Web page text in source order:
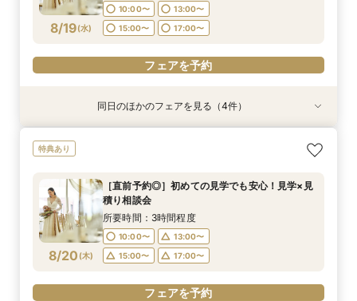
フェアを予約
フェアを予約
フェアを予約
18:00〜
フェアを予約
フェアを予約
フェアを予約
8/19(水)
10:00〜
13:00〜
15:00〜
17:00〜
フェアを予約
8/19 (水)
【直前予約◎】初めての見学でも安心！見学×見
10:00〜
15:00〜
17:00〜
フェアを予約
8/19 (水)
［タイパ重視］90分で相談会＆館内見学フェア
10:00〜
13:00〜
15:00〜
19:00〜
フェアを予約
8/19 (水)
☆【衣裳重視】ドレスサロンでの試着メインフェ
10:00〜
16:00〜
フェアを予約
8/19 (水)
［韓国風レタッチが人気！］フォトウエディング
10:00〜
14:00〜
16:00〜
18:00〜
同日のほかのフェアを見る（4件）
特典あり
8/20 (木)
［直前予約◎］初めての見学でも安心！見学×見
積り相談会
所要時間：3時間程度
10:00〜
13:00〜
15:00〜
17:00〜
フェアを予約